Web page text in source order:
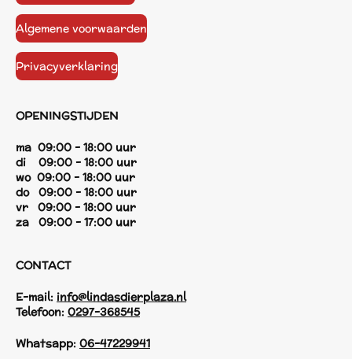
Algemene voorwaarden
Privacyverklaring
OPENINGSTIJDEN
ma 09:00 - 18:00 uur
di 09:00 - 18:00 uur
wo 09:00 - 18:00 uur
do 09:00 - 18:00 uur
vr 09:00 - 18:00 uur
za 09:00 - 17:00 uur
CONTACT
E-mail: info@lindasdierplaza.nl
Telefoon: 0297-368545
Whatsapp: 06-47229941